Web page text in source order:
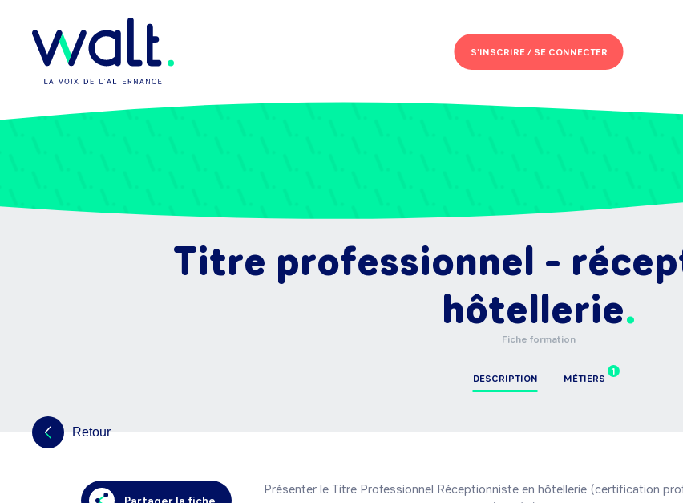
S'INSCRIRE /SE CONNECTER
Titre professionnel -
hôtellerie
Fiche formation
DESCRIPTION
1
MÉTIERS
Retour
Présenter le Titre Professionnel Réceptionniste en hôtellerie (certification